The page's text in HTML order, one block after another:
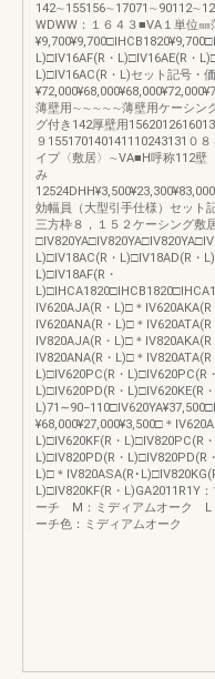
WDWW：１６４３■VA１単位
L)□IV16AF(R・L)□IV16AE(R・
L)□IV16AC(R・L)セット記号・
薄壁用∼∼∼∼∼薄壁用ケーシン
グ付き142厚壁用
９155170140141110243131０
イプ〈敷居〉∼VA■H呼称112
み
効幅員（大型引手仕様）セット
三方枠８，１５２ケーシング敷
L)□IV18AC(R・L)□IV18AD(R・
L)□IV18AF(R・
IV620AJA(R・L)□＊
IV620ANA(R・L)□＊
IV820AJA(R・L)□＊
IV820ANA(R・L)□＊
L)□IV620PC(R・L)□IV620PC(R
L)□IV620PD(R・L)□IV620KE(R・
¥68,000¥27,000¥3,500□＊
L)□IV620KF(R・L)□IV820PC(R
L)□IV820PD(R・L)□IV820PD(R
L)□＊IV820ASA(R･
L)□IV820KF(R・L)GA2011R1Y
ーチ M：ミディアムオーク L
ーチ色：ミディアムオーク